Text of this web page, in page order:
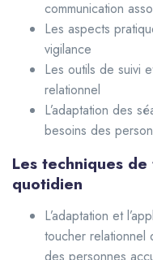
communication
Les aspects
vigilance
Les outils de suivi
relationnel
L’adaptation des
besoins des
Les techniques
quotidien
L’adaptation et
toucher relationnel